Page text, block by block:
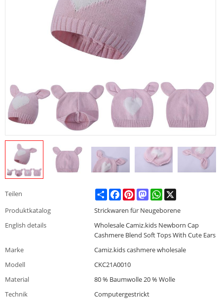
Teilen ShareFacebookPinterestMastodonWhatsApp
Produktkatalog
Strickwaren für Neugeborene
English details
Wholesale Camiz.kids Newborn Cap
Cashmere Blend Soft Tops With Cute Ears
Marke
Camiz.kids cashmere wholesale
Modell
CKC21A0010
Material
80 % Baumwolle 20 % Wolle
Technik
Computergestrickt